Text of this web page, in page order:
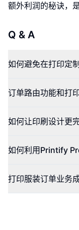
额外利润的秘诀，
Q & A
如何避免在打印定
订单路由功能和打
如何让印刷设计更
如何利用Printify
打印服装订单业务